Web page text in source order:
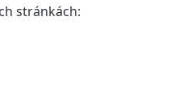
stránkách: